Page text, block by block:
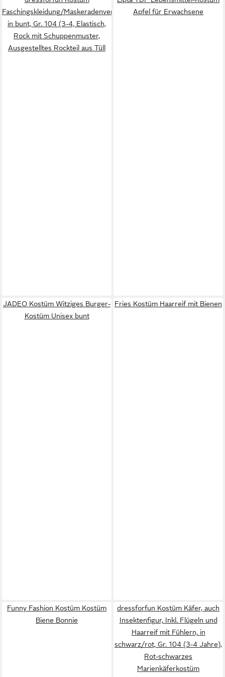
Faschingskleidung/Maskeradenverkleidung,
in bunt, Gr. 104 (3-4, Elastisch,
Rock mit Schuppenmuster,
Ausgestelltes Rockteil aus Tüll
Apfel für Erwachsene
JADEO Kostüm Witziges Burger-
Kostüm Unisex bunt
Fries Kostüm Haarreif mit Bienen
Funny Fashion Kostüm Kostüm
Biene Bonnie
dressforfun Kostüm Käfer, auch
Insektenfigur, Inkl. Flügeln und
Haarreif mit Fühlern, in
schwarz/rot, Gr. 104 (3-4 Jahre),
Rot-schwarzes
Marienkäferkostüm